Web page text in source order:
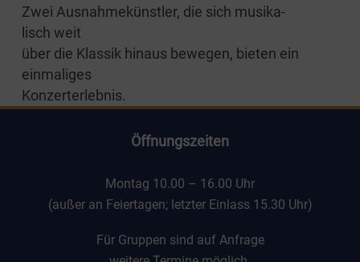
Zwei Aus­nah­me­künst­ler, die sich musi­ka­
lisch weit
über die Klas­sik hin­aus bewe­gen, bie­ten ein
einmaliges
Konzerterlebnis.
Öff­nungs­zei­ten
Mon­tag 10.00 – 16.00 Uhr
(außer an Fei­er­ta­gen; letz­ter Ein­lass 15.30 Uhr)
Für Grup­pen sind auf Anfrage